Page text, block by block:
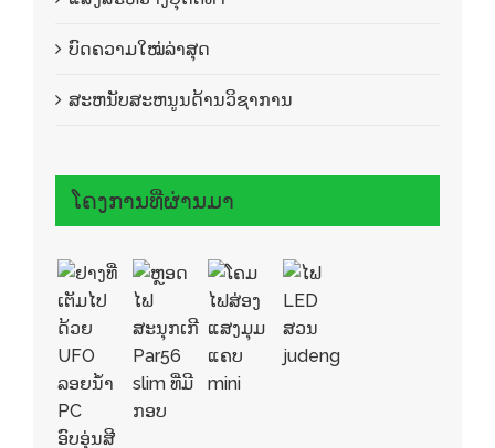
ບົດຄວາມໃໝ່ລ່າສຸດ
ສະຫນັບສະຫນູນດ້ານວິຊາການ
ໂຄງການທີ່ຜ່ານມາ